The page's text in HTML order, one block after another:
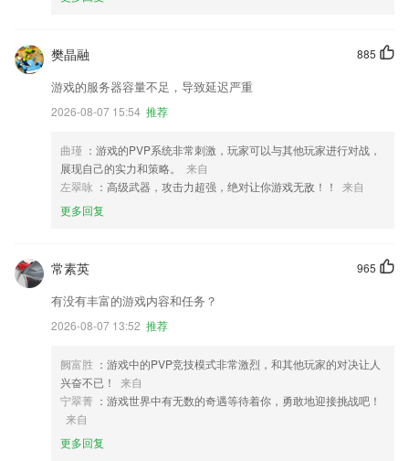
885
樊晶融
游戏的服务器容量不足，导致延迟严重
2026-08-07 15:54 推荐
曲瑾 ：游戏的PVP系统非常刺激，玩家可以与其他玩家进行对战，
展现自己的实力和策略。
来自
左翠咏 ：高级武器，攻击力超强，绝对让你游戏无敌！！
来自
更多回复
965
常素英
有没有丰富的游戏内容和任务？
2026-08-07 13:52 推荐
阙富胜 ：游戏中的PVP竞技模式非常激烈，和其他玩家的对决让人
兴奋不已！
来自
宁翠菁 ：游戏世界中有无数的奇遇等待着你，勇敢地迎接挑战吧！
来自
更多回复